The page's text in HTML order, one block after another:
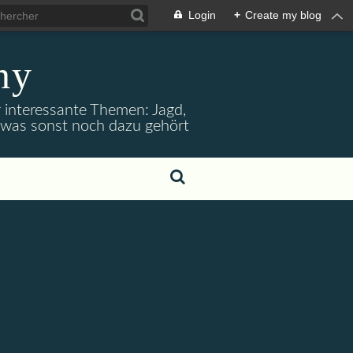
Login + Create my blog
Themen: Jagd,
sonst noch dazu gehört